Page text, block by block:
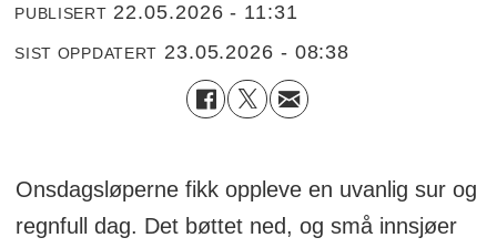
PUBLISERT 22.05.2026 - 11:31
SIST OPPDATERT 23.05.2026 - 08:38
Onsdagsløperne fikk oppleve en uvanlig sur og
regnfull dag. Det bøttet ned, og små innsjøer